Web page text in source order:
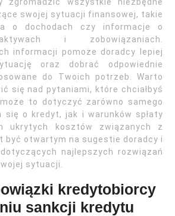
swojej sytuacji finansowej, takie
o dochodach czy informacje o
i zobowiązaniach.
informacji pomoże doradcy lepiej
oraz dobrać odpowiednie
do Twoich potrzeb. Warto
się nad pytaniami, które chciałbyś
to dotyczyć zarówno samego
się o kredyt, jak i warunków spłaty
ukrytych kosztów związanych z
być otwartym na sugestie doradcy i
najlepszych rozwiązań
sytuacji.
kredytobiorcy
sankcji kredytu